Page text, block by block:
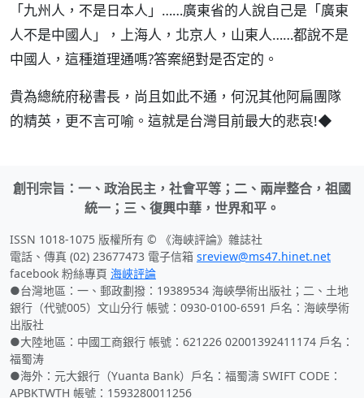
「九州人，不是日本人」……廣東省的人說自己是「廣東
人不是中國人」，上海人，北京人，山東人……都說不是
中國人，這種道理通嗎?答案絕對是否定的。
貴為總統府秘書長，尚且如此不通，何況其他阿扁團隊
的精英，更不言可喻。這就是台灣目前最大的悲哀!◆
創刊宗旨：一、政治民主，社會平等；二、兩岸整合，祖國
統一；三、復興中華，世界和平。
ISSN 1018-1075 版權所有 © 《海峽評論》雜誌社
電話、傳真 (02) 23677473 電子信箱 sreview@ms47.hinet.net
facebook 粉絲專頁 海峽評論
●台灣地區：一、郵政劃撥：19389534 海峽學術出版社；二、土地
銀行（代號005）文山分行 帳號：0930-0100-6591 戶名：海峽學術
出版社
●大陸地區：中國工商銀行 帳號：621226 02001392411174 戶名：
福蜀涛
●海外：元大銀行（Yuanta Bank）戶名：福蜀濤 SWIFT CODE：
APBKTWTH 帳號：1593280011256